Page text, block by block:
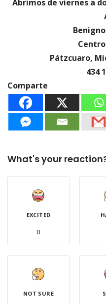
Abrimos de viernes a
Pátzcuaro,
434
Comparte
What's your
EXCITED
0
NOT SURE